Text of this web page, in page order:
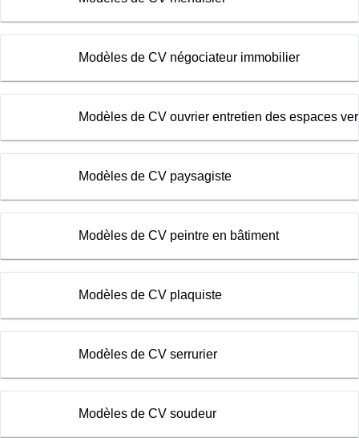
Modèles de CV négociateur immobilier
Modèles de CV ouvrier entretien des espaces
Modèles de CV paysagiste
Modèles de CV peintre en bâtiment
Modèles de CV plaquiste
Modèles de CV serrurier
Modèles de CV soudeur